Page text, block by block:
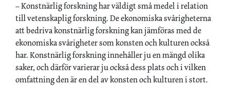
– Konstnärlig forskning har väldigt små medel i relation
till vetenskaplig forskning. De ekonomiska svårigheterna
att bedriva konstnärlig forskning kan jämföras med de
ekonomiska svårigheter som konsten och kulturen också
har. Konstnärlig forskning innehåller ju en mängd olika
saker, och därför varierar ju också dess plats och i vilken
omfattning den är en del av konsten och kulturen i stort.